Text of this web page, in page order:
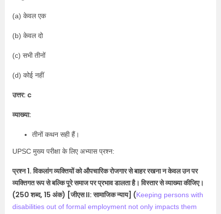
(a) केवल एक
(b) केवल दो
(c) सभी तीनों
(d) कोई नहीं
उत्तर: c
व्याख्या:
तीनों कथन सही हैं।
UPSC मुख्य परीक्षा के लिए अभ्यास प्रश्न:
प्रश्न 1. विकलांग व्यक्तियों को औपचारिक रोजगार से बाहर रखना न केवल उन पर
व्यक्तिगत रूप से बल्कि पूरे समाज पर प्रभाव डालता है। विस्तार से व्याख्या कीजिए।
(250 शब्द, 15 अंक) [जीएस II: सामाजिक न्याय] (Keeping persons with
disabilities out of formal employment not only impacts them